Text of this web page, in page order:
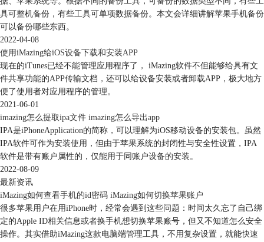
然后，将新iphone放在旁边，同时确保两台设备连接在同一网络，且网络
顺畅、电量充足等。点击“现在开始”，即可继续传输数据。
需要注意的是，该功能底部有一个“还原”、“抹掉所有内容和设置”的功
能，操作时注意不要误点，否则手机上的数据就会被清理或还原。
具可整机备份，有些工具可单项数据备份。本文会详细讲解苹果手机备份
可以备份哪些东西。
2022-04-08
使用iMazing给iOS设备下载和安装APP
现在的iTunes已经不能管理应用程序了， iMazing软件不但能够给具有文
件共享功能的APP传输文档，还可以给设备安装或者卸载APP，极大地方
便了使用者对应用程序的管理。
2021-06-01
imazing怎么提取ipa文件 imazing怎么导出app
IPA是iPhoneApplication的简称，可以理解为iOS移动设备的安装包。虽然
IPA软件可作为安装使用，但由于苹果系统的封闭性与安全性设置，IPA
软件是带有账户属性的，仅能用于同账户设备的安装。
2022-08-09
最新资讯
iMazing如何查看手机的id密码 iMazing如何切换苹果账户
很多苹果用户在用iPhone时，经常会遇到这些问题：时间太久忘了自己绑
定的Apple ID相关信息或者换手机想切换苹果账号，但又不知道怎么安全
操作。其实借助iMazing这款电脑端管理工具，不用复杂设置，就能快速